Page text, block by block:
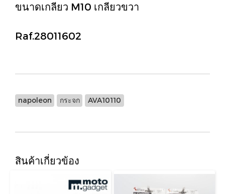
ขนาดเกลียว M10 เกลียวขวา
Raf.28011602
napoleon กระจก AVA10110
สินค้าเกี่ยวข้อง